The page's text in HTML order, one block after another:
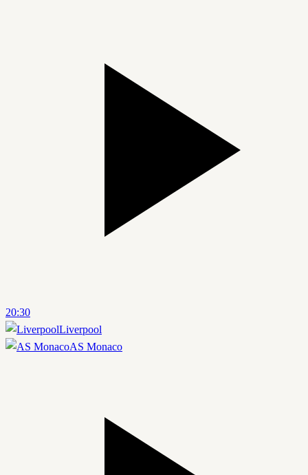
20:30
Liverpool
AS Monaco